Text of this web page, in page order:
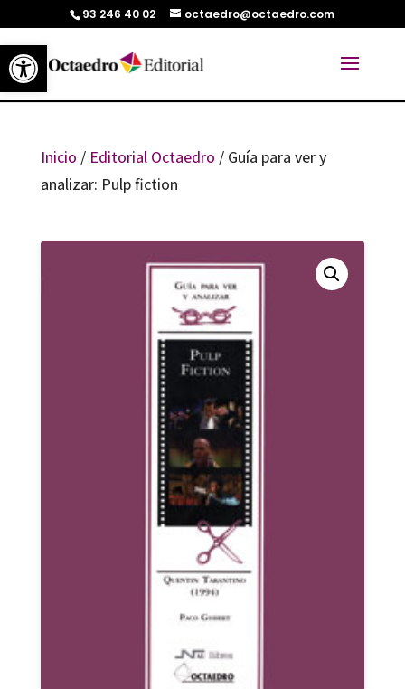
Abrir barra de herramientas
93 246 40 02 octaedro@octaedro.com
Inicio / Editorial Octaedro / Guía para ver y
analizar: Pulp fiction